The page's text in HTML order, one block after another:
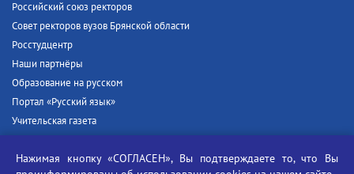
Российский союз ректоров
Совет ректоров вузов Брянской области
Росстудцентр
Наши партнёры
Образование на русском
Портал «Русский язык»
Учительская газета
Единый портал государственных услуг
Нажимая кнопку «СОГЛАСЕН», Вы подтверждаете то, что Вы